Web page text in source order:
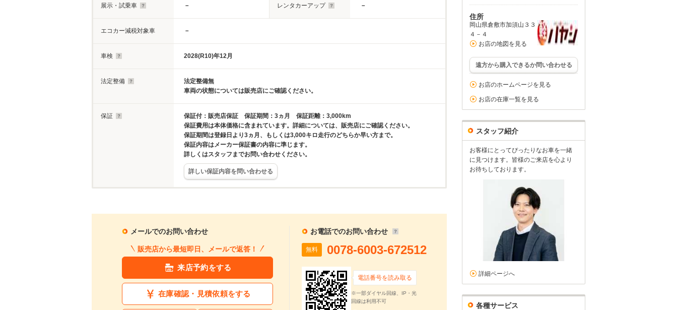
展示・試乗車 － レンタカーアップ －
エコカー減税対象車 －
車検 2028(R10)年12月
法定整備
法定整備無
車両の状態については販売店にご確認ください。
保証
保証付：販売店保証 保証期間：3ヵ月 保証距離：3,000km
保証費用は本体価格に含まれています。詳細については、販売店にご確認ください。
保証期間は登録日より3ヵ月、もしくは3,000キロ走行のどちらか早い方まで。
保証内容はメーカー保証書の内容に準じます。
詳しくはスタッフまでお問い合わせください。
詳しい保証内容を問い合わせる
メールでのお問い合わせ
販売店から最短即日、メールで返答！
来店予約をする
在庫確認・見積依頼をする
お電話でのお問い合わせ
無料 0078-6003-672512
電話番号を読み取る
※一部ダイヤル回線、IP・光
回線は利用不可
住所
岡山県倉敷市加須山３３
４－４
お店の地図を見る
遠方から購入できるか問い合わせる
お店のホームページを見る
お店の在庫一覧を見る
スタッフ紹介
お客様にとってぴったりなお車を一緒
に見つけます。皆様のご来店を心より
お待ちしております。
詳細ページへ
各種サービス